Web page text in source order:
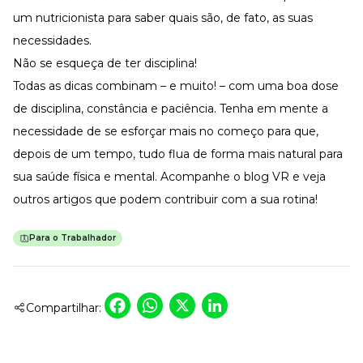
um nutricionista para saber quais são, de fato, as suas
necessidades.
Não se esqueça de ter disciplina!
Todas as dicas combinam – e muito! – com uma boa dose
de disciplina, constância e paciência. Tenha em mente a
necessidade de se esforçar mais no começo para que,
depois de um tempo, tudo flua de forma mais natural para
sua saúde física e mental. Acompanhe o blog VR e veja
outros artigos que podem contribuir com a sua rotina!
Para o Trabalhador
Compartilhar: Facebook
WhatsApp
X